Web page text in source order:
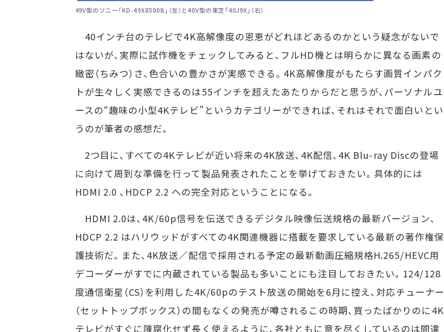
49V型のソニー「KD-49X8500B」（左）と40V型の東芝「40J9X」（右）
40インチ台のテレビで4K高解像度の恩恵がどれほどあるのかという疑念がないで
はないが、実際に試作機をチェックしてみると、フルHD機とは明らかに異なる画素の
緻密（ちみつ）さ、色合いの豊かさが実感できる。4K高解像度がもたらす画質インパク
トが生々しく実感できるのは55インチを超えたあたりからだと思うが、パーソナルユ
ースの“趣味の小型4Kテレビ”というカテゴリーができれば、それはそれで面白いとい
うのが筆者の感想だ。
2つ目に、すべての4Kテレビが近い将来の4K放送、4K配信、4K Blu-ray Discの登場
に向けて周到な準備を行って製品発表されたことを挙げておきたい。具体的には
HDMI 2.0 、HDCP 2.2 への完全対応ということになる。
HDMI 2.0は、4K/60p信号を伝送できるデジタル映像伝送規格の最新バージョン、
HDCP 2.2 はハリウッドがすべての4K関連機器に搭載を要求している最新の著作権保
護技術だ。また、4K放送／配信で採用される予定の最新動画圧縮規格H.265/HEVC用
デコーダーがすでに内蔵されている製品も多いことにも注目しておきたい。124/128
度通信衛星（CS）を利用した4K/60pのテスト放送の開始を6月に控え、対応チューナー
（セットトップボックス）の間もなくの発売が噂されるこの時期、買ったばかりのに4K
テレビがすぐに陳腐化せず長く使えるように、各社ともに意を尽くしているのは間違